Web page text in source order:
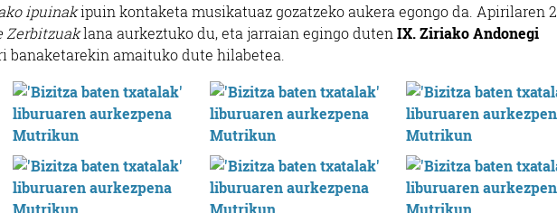
ipuinakipuin kontaketa musikatuaz gozatzeko aukera egongo da. Apirilaren
Zerbitzuaklana aurkeztuko du, eta jarraian egingo duten IX. Ziriako Andonegi
banaketarekin amaituko dute hilabetea.